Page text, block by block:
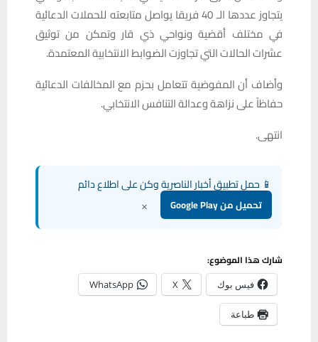
يتجاوز عددها الـ 40 فريقا يواصل متابعته للحملات الدعائية
في مختلف أقضية ونواحي ذي قار وتمكن من توثيق
عشرات الحالات التي تجاوزت الضوابط الانتخابية المعتمدة.
وأضاف أن المفوضية تتعامل بحزم مع المخالفات الدعائية
حفاظاً على نزاهة وعدالة التنافس الانتخابي.
انتهى.
📱 حمل تطبيق أخبار الناصرية وكن على اطلاع دائم
تحميل من Google Play ×
شارك هذا الموضوع:
فيس بوك X
WhatsApp
طباعة